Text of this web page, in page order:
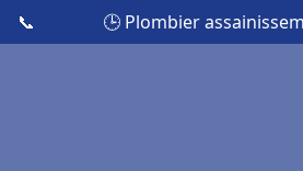
📞 🕒 Plombier